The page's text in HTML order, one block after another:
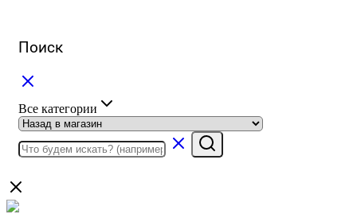
Поиск
Все категории